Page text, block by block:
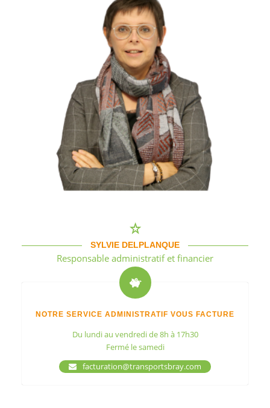
SYLVIE DELPLANQUE
Responsable administratif et financier
NOTRE SERVICE ADMINISTRATIF VOUS FACTURE
Du lundi au vendredi de 8h à 17h30
Fermé le samedi
facturation@transportsbray.com